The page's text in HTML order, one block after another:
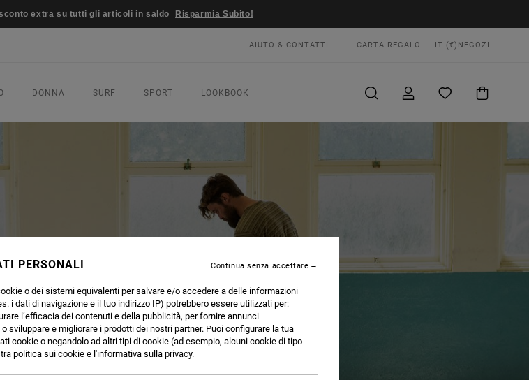
extra su tutti gli articoli in saldo Risparmia Subito!
AIUTO & CONTATTI CARTA REGALO IT (€) NEGOZI
DONNA SURF SPORT LOOKBOOK
BLOG
PERSONALI
o dei sistemi equivalenti per salvare e/o accedere a delle informazioni
i dati di navigazione e il tuo indirizzo IP) potrebbero essere utilizzati per:
l’efficacia dei contenuti e della pubblicità, per fornire annunci
sviluppare e migliorare i prodotti dei nostri partner. Puoi configurare la tua
cookie o negandolo ad altri tipi di cookie (ad esempio, alcuni cookie di tipo
politica sui cookie e l'informativa sulla privacy.
Continua senza accettare